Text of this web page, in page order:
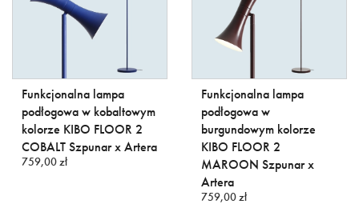
Funkcjonalna lampa
podłogowa w kobaltowym
kolorze KIBO FLOOR 2
COBALT Szpunar x Artera
759,00 zł
Funkcjonalna lampa
podłogowa w
burgundowym kolorze
KIBO FLOOR 2
MAROON Szpunar x
Artera
759,00 zł